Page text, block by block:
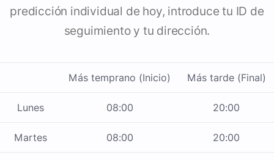
predicción individual de hoy, introduce tu ID de
seguimiento y tu dirección.
Más temprano (Inicio) Más tarde (Final)
Lunes 08:00 20:00
Martes 08:00 20:00